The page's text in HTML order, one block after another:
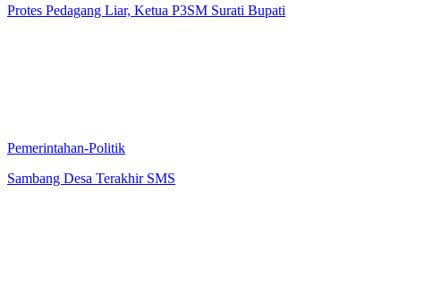
Protes Pedagang Liar, Ketua P3SM Surati Bupati
Pemerintahan-Politik
Sambang Desa Terakhir SMS